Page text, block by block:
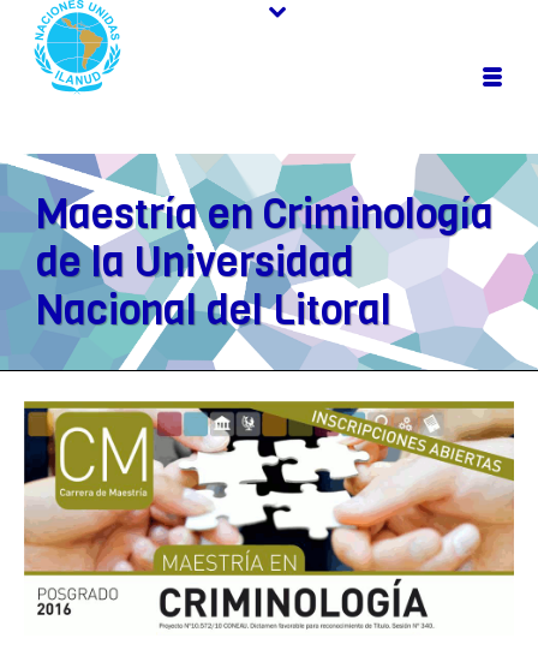
Maestría en Criminología
de la Universidad
Nacional del Litoral